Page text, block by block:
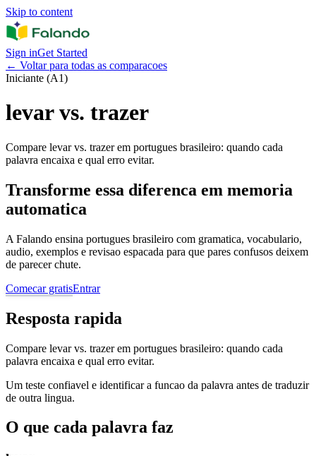
Skip to content
Sign inGet Started
← Voltar para todas as comparacoes
Iniciante (A1)
levar vs. trazer
Compare levar vs. trazer em portugues brasileiro: quando cada
palavra encaixa e qual erro evitar.
Transforme essa diferenca em memoria
automatica
A Falando ensina portugues brasileiro com gramatica, vocabulario,
audio, exemplos e revisao espacada para que pares confusos deixem
de parecer chute.
Comecar gratisEntrar
Resposta rapida
Compare levar vs. trazer em portugues brasileiro: quando cada
palavra encaixa e qual erro evitar.
Um teste confiavel e identificar a funcao da palavra antes de traduzir
de outra lingua.
O que cada palavra faz